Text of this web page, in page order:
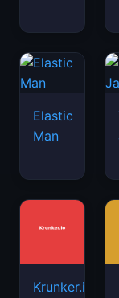
Elastic
Man
Krunker.io